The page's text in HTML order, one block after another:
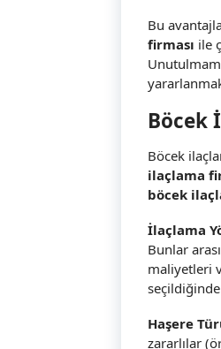
Bu
firması ile
Böcek
Böcek
ilaçlama
böcek
İlaçlama
Bunlar
maliyetleri
seçildiğinde
Haşere
zararlılar